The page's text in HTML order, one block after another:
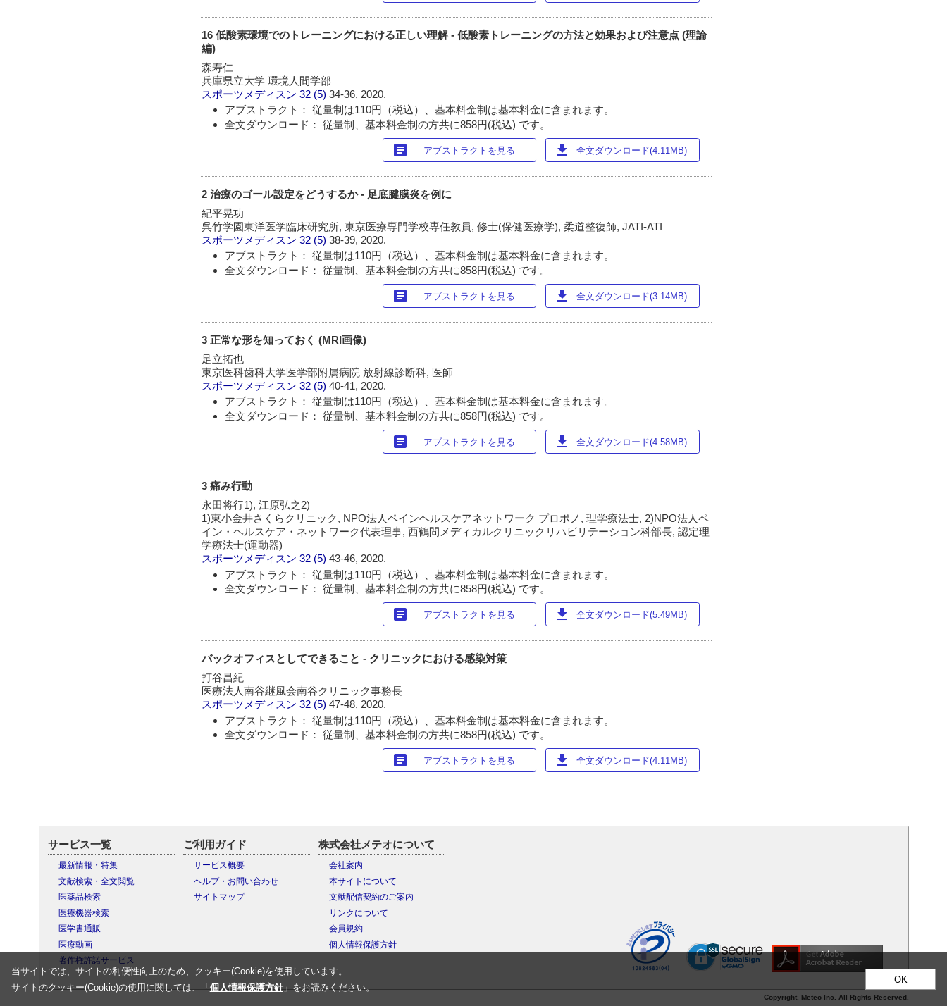
16 低酸素環境でのトレーニングにおける正しい理解 - 低酸素トレーニングの方法と効果および注意点 (理論
編)
森寿仁
兵庫県立大学 環境人間学部
スポーツメディスン 32 (5)34-36, 2020.
アブストラクト： 従量制は110円（税込）、基本料金制は基本料金に含まれます。
全文ダウンロード： 従量制、基本料金制の方共に858円(税込) です。
article アブストラクトを見る download 全文ダウンロード(4.11MB)
2 治療のゴール設定をどうするか - 足底腱膜炎を例に
紀平晃功
呉竹学園東洋医学臨床研究所, 東京医療専門学校専任教員, 修士(保健医療学), 柔道整復師, JATI-ATI
スポーツメディスン 32 (5)38-39, 2020.
アブストラクト： 従量制は110円（税込）、基本料金制は基本料金に含まれます。
全文ダウンロード： 従量制、基本料金制の方共に858円(税込) です。
article アブストラクトを見る download 全文ダウンロード(3.14MB)
3 正常な形を知っておく (MRI画像)
足立拓也
東京医科歯科大学医学部附属病院 放射線診断科, 医師
スポーツメディスン 32 (5)40-41, 2020.
アブストラクト： 従量制は110円（税込）、基本料金制は基本料金に含まれます。
全文ダウンロード： 従量制、基本料金制の方共に858円(税込) です。
article アブストラクトを見る download 全文ダウンロード(4.58MB)
3 痛み行動
永田将行1), 江原弘之2)
1)東小金井さくらクリニック, NPO法人ペインヘルスケアネットワーク プロボノ, 理学療法士, 2)NPO法人ペ
イン・ヘルスケア・ネットワーク代表理事, 西鶴間メディカルクリニックリハビリテーション科部長, 認定理
学療法士(運動器)
スポーツメディスン 32 (5)43-46, 2020.
アブストラクト： 従量制は110円（税込）、基本料金制は基本料金に含まれます。
全文ダウンロード： 従量制、基本料金制の方共に858円(税込) です。
article アブストラクトを見る download 全文ダウンロード(5.49MB)
バックオフィスとしてできること - クリニックにおける感染対策
打谷昌紀
医療法人南谷継風会南谷クリニック事務長
スポーツメディスン 32 (5)47-48, 2020.
アブストラクト： 従量制は110円（税込）、基本料金制は基本料金に含まれます。
全文ダウンロード： 従量制、基本料金制の方共に858円(税込) です。
article アブストラクトを見る download 全文ダウンロード(4.11MB)
サービス一覧
最新情報・特集
文献検索・全文閲覧
医薬品検索
医療機器検索
医学書通販
医療動画
著作権許諾サービス
ご利用ガイド
サービス概要
ヘルプ・お問い合わせ
サイトマップ
株式会社メテオについて
会社案内
本サイトについて
文献配信契約のご案内
リンクについて
会員規約
個人情報保護方針
Copyright. Meteo Inc. All Rights Reserved.
当サイトでは、サイトの利便性向上のため、クッキー(Cookie)を使用しています。
サイトのクッキー(Cookie)の使用に関しては、「個人情報保護方針」をお読みください。
OK